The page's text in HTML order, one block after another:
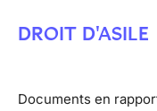
DROIT D'ASILE
Documents en